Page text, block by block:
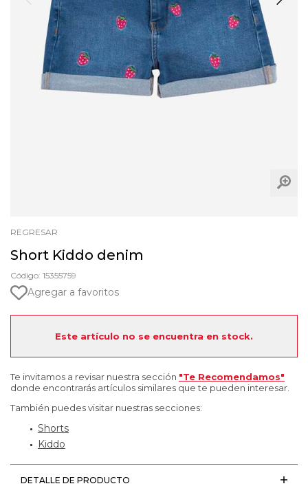
REGRESAR
Short Kiddo denim
Código: 15355759
Agregar a favoritos
Este artículo no se encuentra en stock.
Te invitamos a revisar nuestra sección "Te Recomendamos"
donde encontrarás artículos similares que te pueden interesar.
También puedes visitar nuestras secciones:
Shorts
Kiddo
DETALLE DE PRODUCTO